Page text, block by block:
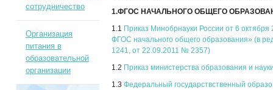
1.ФГОС НАЧАЛЬНОГО ОБЩЕГО
1.1 Приказ Минобрнауки России от 6
ФГОС начального общего образования» (в
1241, от 22.09.2011 № 2357)
1.2 Приказ министерства образования и
1.3Федеральный государствственный
сотрудничество
Организация
питания в
образовательной
организации